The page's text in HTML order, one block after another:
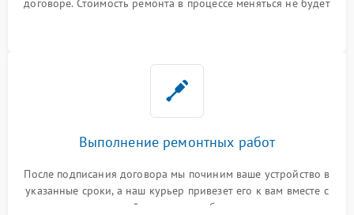
договоре. Стоимость ремонта в процессе меняться не будет
Выполнение ремонтных работ
После подписания договора мы починим ваше устройство в
указанные сроки, а наш курьер привезет его к вам вместе с
гарантийным талоном бесплатно